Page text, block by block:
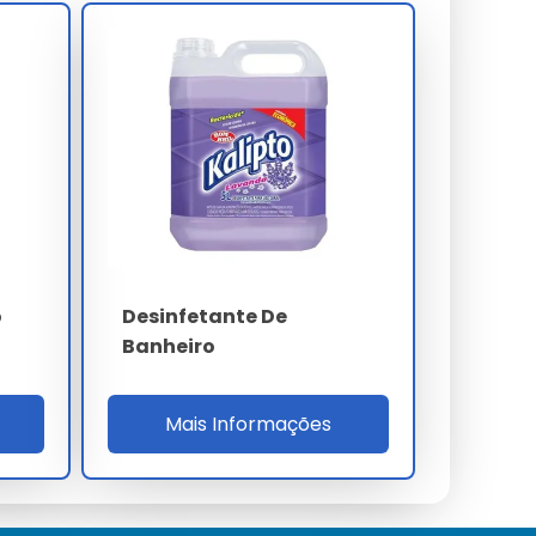
Desinfetante De
Banheiro
Mais Informações